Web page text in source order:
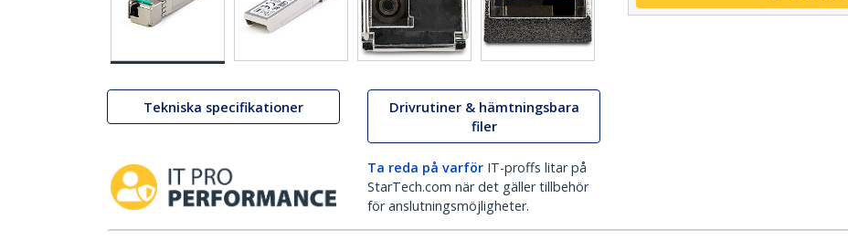
Tekniska specifikationer
Drivrutiner & hämtningsbara
filer
Ta reda på varför IT-proffs litar på
StarTech.com när det gäller tillbehör
för anslutningsmöjligheter.